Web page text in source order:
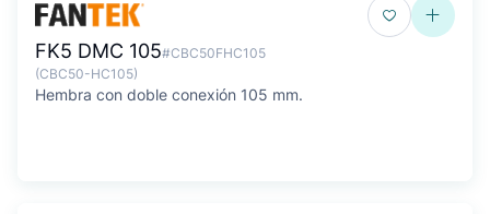
FK5 DMC 105#CBC50FHC105
(CBC50-HC105)
Hembra con doble conexión 105 mm.